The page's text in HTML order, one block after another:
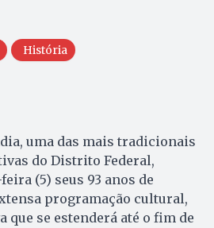
História
uma das mais tradicionais
do Distrito Federal,
(5) seus 93 anos de
programação cultural,
se estenderá até o fim de